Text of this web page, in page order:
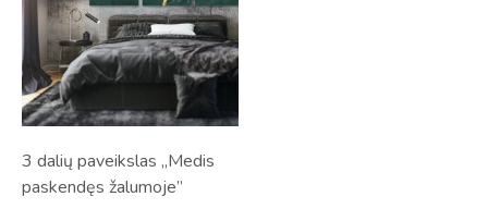
3 dalių paveikslas „Medis
paskendęs žalumoje”